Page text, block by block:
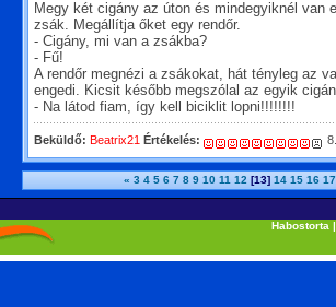
Megy két cigány az úton és mindegyiknél van
zsák. Megállítja őket egy rendőr.
- Cigány, mi van a zsákba?
- Fű!
A rendőr megnézi a zsákokat, hát tényleg az
engedi. Kicsit később megszólal az egyik
- Na látod fiam, így kell biciklit lopni!!!!!!!!
Beküldő: Beatrix21 Értékelés:
« 3 4 5 6 7 8 9 10 11 12 [13] 14 15 16 17
Habostorta